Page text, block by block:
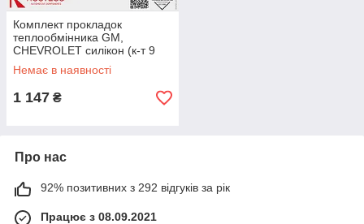
Комплект прокладок
теплообмінника GM,
CHEVROLET силікон (к-т 9
шт.) посилений [ROS-TECO]
25199750
Немає в наявності
1 147 ₴
Про нас
92% позитивних з 292 відгуків за рік
Працює з 08.09.2021